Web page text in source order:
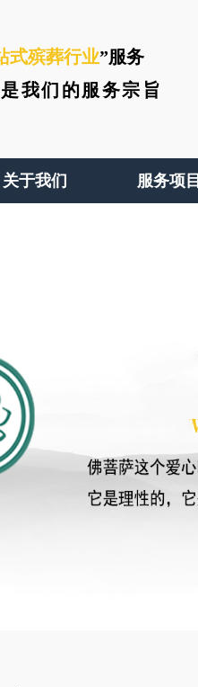
式殡葬行业”服务
是我们的服务宗旨
关于我们 服务项目